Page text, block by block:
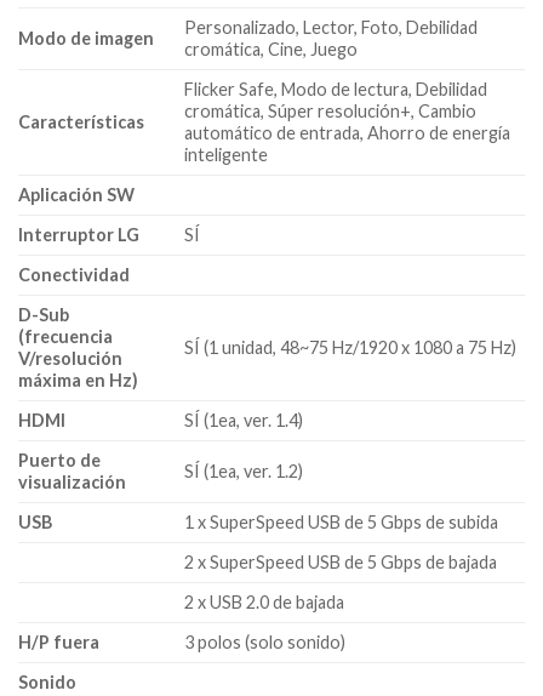
Modo de imagen
Personalizado, Lector, Foto, Debilidad
cromática, Cine, Juego
Características
Flicker Safe, Modo de lectura, Debilidad
cromática, Súper resolución+, Cambio
automático de entrada, Ahorro de energía
inteligente
Aplicación SW
Interruptor LG
SÍ
Conectividad
D-Sub
(frecuencia
V/resolución
máxima en Hz)
SÍ (1 unidad, 48~75 Hz/1920 x 1080 a 75 Hz)
HDMI
SÍ (1ea, ver. 1.4)
Puerto de
visualización
SÍ (1ea, ver. 1.2)
USB
1 x SuperSpeed ​​USB de 5 Gbps de subida
2 x SuperSpeed ​​USB de 5 Gbps de bajada
2 x USB 2.0 de bajada
H/P fuera
3 polos (solo sonido)
Sonido